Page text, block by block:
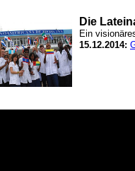
Die
Ein
15.12.2014: